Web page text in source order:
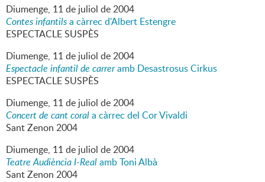
Diumenge, 11de juliol de2004
Contes infantilsa càrrec d'Albert Estengre
ESPECTACLE SUSPÈS
Diumenge, 11de juliol de2004
Espectacle infantil de carreramb Desastrosus Cirkus
ESPECTACLE SUSPÈS
Diumenge, 11de juliol de2004
Concert de cant corala càrrec del Cor Vivaldi
Sant Zenon 2004
Diumenge, 11de juliol de2004
Teatre Audiència I-Realamb Toni Albà
Sant Zenon 2004